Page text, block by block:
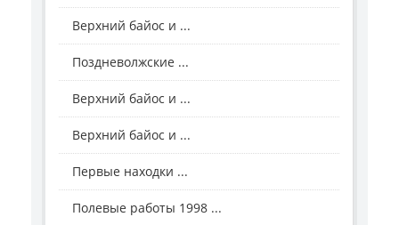
Верхний байос и ...
Поздневолжские ...
Верхний байос и ...
Верхний байос и ...
Первые находки ...
Полевые работы 1998 ...